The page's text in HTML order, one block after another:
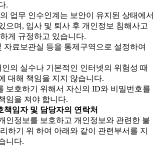
.
업무 인수인계는 보안이 유지된 상태에서
으며, 입사 및 퇴사 후 개인정보 침해사고
게 규정하고 있습니다.
자료보관실 등을 통제구역으로 설정하여
의 실수나 기본적인 인터넷의 위험성 때
대해 책임을 지지 않습니다.
보호하기 위해서 자신의 ID와 비밀번호를
임을 져야 합니다.
책임자 및 담당자의 연락처
인정보를 보호하고 개인정보와 관련한 불
하기 위 하여 아래와 같이 관련부서를 지
니다.